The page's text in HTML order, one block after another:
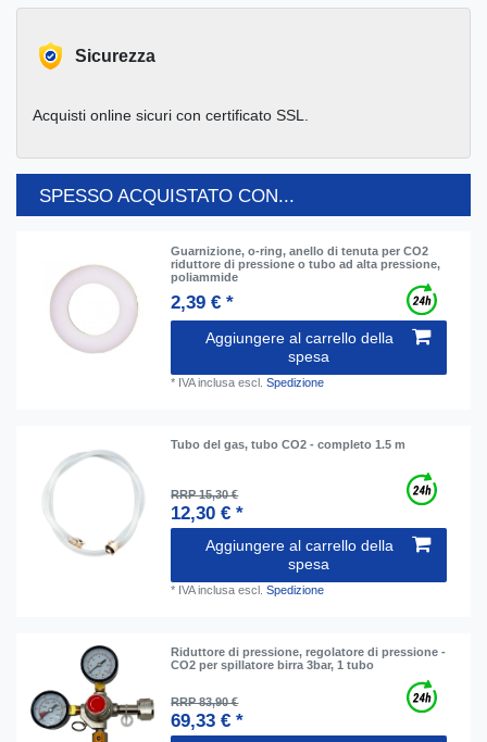
Sicurezza
Acquisti online sicuri con certificato SSL.
SPESSO ACQUISTATO CON...
Guarnizione, o-ring, anello di tenuta per CO2
riduttore di pressione o tubo ad alta pressione,
poliammide
2,39 € *
Aggiungere al carrello della
spesa
* IVA inclusa escl.Spedizione
Tubo del gas, tubo CO2 - completo 1.5 m
RRP 15,30 €
12,30 € *
Aggiungere al carrello della
spesa
* IVA inclusa escl.Spedizione
Riduttore di pressione, regolatore di pressione -
CO2 per spillatore birra 3bar, 1 tubo
RRP 83,90 €
69,33 € *